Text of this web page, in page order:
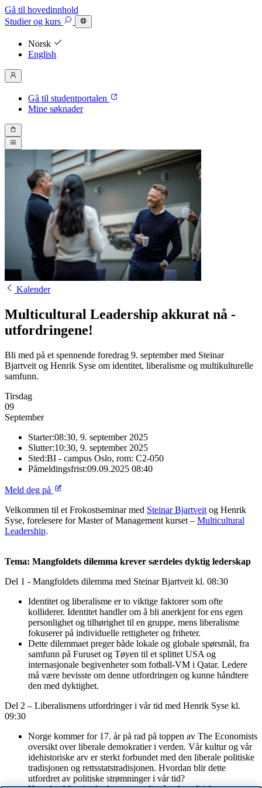
Gå til hovedinnhold
Studierog kurs
Norsk
English
Gå til studentportalen
Mine søknader
Kalender
Multicultural Leadership akkurat nå -
utfordringene!
Bli med på et spennende foredrag 9. september med Steinar
Bjartveit og Henrik Syse om identitet, liberalisme og multikulturelle
samfunn.
Tirsdag
09
September
Starter:08:30, 9. september 2025
Slutter:10:30, 9. september 2025
Sted:BI - campus Oslo, rom: C2-050
Påmeldingsfrist:09.09.2025 08:40
Meld deg på
Velkommen til et Frokostseminar med Steinar Bjartveit og Henrik
Syse, forelesere for Master of Management kurset – Multicultural
Leadership.
Tema: Mangfoldets dilemma krever særdeles dyktig lederskap
Del 1 - Mangfoldets dilemma med Steinar Bjartveit kl. 08:30
Identitet og liberalisme er to viktige faktorer som ofte
kolliderer. Identitet handler om å bli anerkjent for ens egen
personlighet og tilhørighet til en gruppe, mens liberalisme
fokuserer på individuelle rettigheter og friheter.
Dette dilemmaet preger både lokale og globale spørsmål, fra
samfunn på Furuset og Tøyen til et splittet USA og
internasjonale begivenheter som fotball-VM i Qatar. Ledere
må være bevisste om denne utfordringen og kunne håndtere
den med dyktighet.
Del 2 – Liberalismens utfordringer i vår tid med Henrik Syse kl.
09:30
Norge kommer for 17. år på rad på toppen av The Economists
oversikt over liberale demokratier i verden. Vår kultur og vår
idehistoriske arv er sterkt forbundet med den liberale politiske
tradisjonen og rettsstatstradisjonen. Hvordan blir dette
utfordret av politiske strømninger i vår tid?